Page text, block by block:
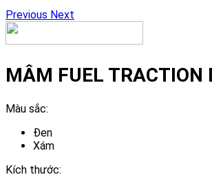
Previous Next
MÂM FUEL TRACTION
Màu sắc:
Đen
Xám
Kích thước: